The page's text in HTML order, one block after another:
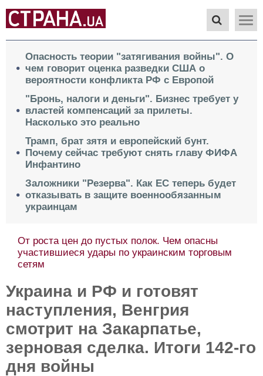
Опасность теории "затягивания войны". О
чем говорит оценка разведки США о
вероятности конфликта РФ с Европой
"Бронь, налоги и деньги". Бизнес требует у
властей компенсаций за прилеты.
Насколько это реально
Трамп, брат зятя и европейский бунт.
Почему сейчас требуют снять главу ФИФА
Инфантино
Заложники "Резерва". Как ЕС теперь будет
отказывать в защите военнообязанным
украинцам
Весь мир отдать за Краматорск. О парадоксе в
условиях завершения войны Москвы и Киева
Украина и РФ и готовят
наступления, Венгрия
смотрит на Закарпатье,
зерновая сделка. Итоги 142-го
дня войны